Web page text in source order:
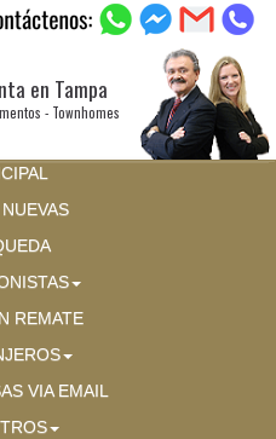
en Tampa
- Townhomes
REMATE
VIA EMAIL